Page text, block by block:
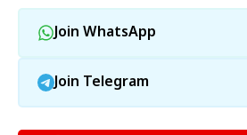
Join WhatsApp
Join Telegram